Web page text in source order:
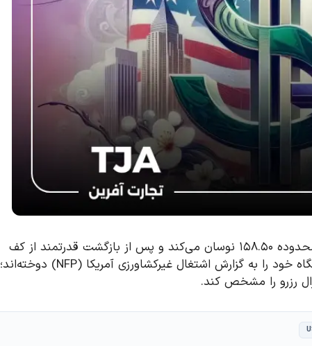
جفت‌ارز دلار/ین (USD/JPY) در معاملات روز جمعه در محدوده ۱۵۸.۵۰ نوسان می‌کند و پس از بازگشت قدرتمند از کف
چندماهه، وارد فاز انتظار شده است. معامله‌گران اکنون نگاه خود را به گزارش اشتغال غیرکشاورزی آمریکا (NFP) دوخته‌اند؛
رزرو را مشخص کند.